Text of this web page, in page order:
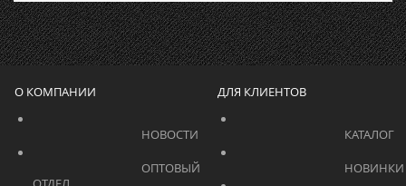
О КОМПАНИИ ДЛЯ КЛИЕНТОВ